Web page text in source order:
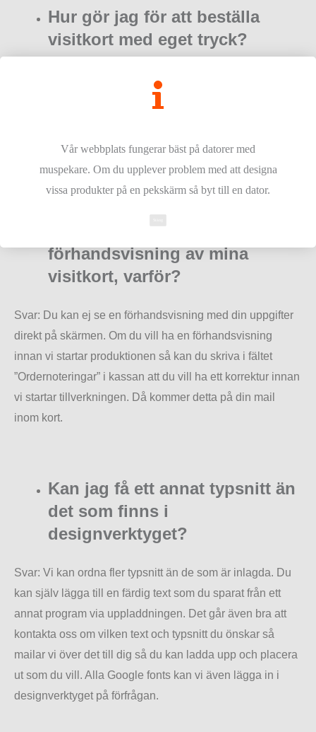
Vår webbplats fungerar bäst på datorer med
muspekare. Om du upplever problem med att designa
vissa produkter på en pekskärm så byt till en dator.
Hur gör jag för att beställa
visitkort med eget tryck?
Svar: Välj antal och tryck på ”Börja designa”. I
designverktyget kan du sen lägga till text, bilder och färga
Jag ser ingen
förhandsvisning av mina
visitkort, varför?
Svar: Du kan ej se en förhandsvisning med din uppgifter
direkt på skärmen. Om du vill ha en förhandsvisning
innan vi startar produktionen så kan du skriva i fältet
”Ordernoteringar” i kassan att du vill ha ett korrektur innan
vi startar tillverkningen. Då kommer detta på din mail
inom kort.
Kan jag få ett annat typsnitt än
det som finns i
designverktyget?
Svar: Vi kan ordna fler typsnitt än de som är inlagda. Du
kan själv lägga till en färdig text som du sparat från ett
annat program via uppladdningen. Det går även bra att
kontakta oss om vilken text och typsnitt du önskar så
mailar vi över det till dig så du kan ladda upp och placera
ut som du vill. Alla Google fonts kan vi även lägga in i
designverktyget på förfrågan.